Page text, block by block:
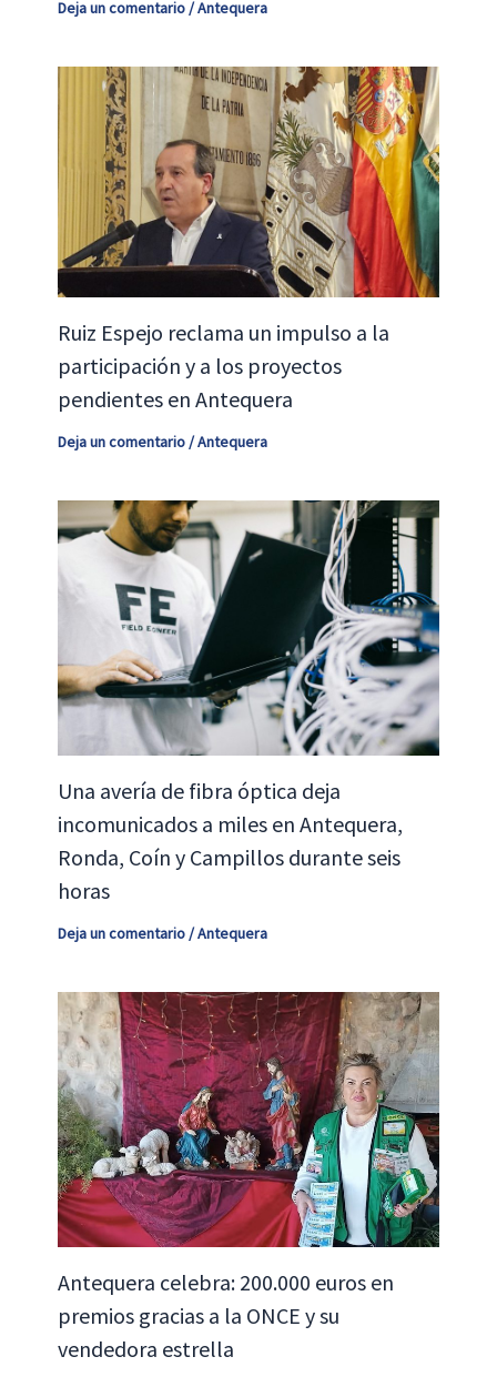
Deja un comentario/Antequera
Ruiz Espejo reclama un impulso a la
participación y a los proyectos
pendientes en Antequera
Deja un comentario/Antequera
Una avería de fibra óptica deja
incomunicados a miles en Antequera,
Ronda, Coín y Campillos durante seis
horas
Deja un comentario/Antequera
Antequera celebra: 200.000 euros en
premios gracias a la ONCE y su
vendedora estrella